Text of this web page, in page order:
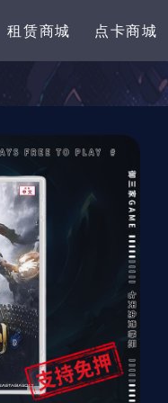
租赁商城 点卡商城